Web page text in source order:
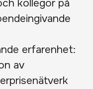
kollegor på
erfarenhet:
av